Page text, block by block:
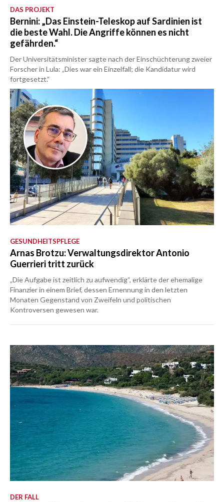
DAS PROJEKT
Bernini: „Das Einstein-Teleskop auf Sardinien ist
die beste Wahl. Die Angriffe können es nicht
gefährden.“
Der Universitätsminister sagte nach der Einschüchterung zweier
Forscher in Lula: „Dies war ein Einzelfall; die Kandidatur wird
fortgesetzt.“
GESUNDHEITSPFLEGE
Arnas Brotzu: Verwaltungsdirektor Antonio
Guerrieri tritt zurück
„Die Aufgabe ist zeitlich zu aufwendig“, erklärte der ehemalige
Finanzier in einem Brief, dessen Ernennung in den letzten
Monaten Gegenstand von Zweifeln und politischen
Kontroversen gewesen war.
DER FALL